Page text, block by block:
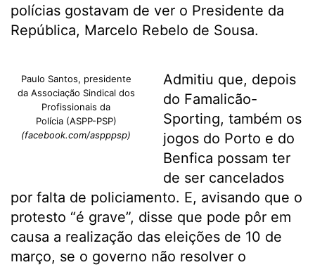
polícias gostavam de ver o Presidente da
República, Marcelo Rebelo de Sousa.
Paulo Santos, presidente
da Associação Sindical dos
Profissionais da
Polícia (ASPP-PSP)
(facebook.com/aspppsp)
Admitiu que, depois
do Famalicão-
Sporting, também os
jogos do Porto e do
Benfica possam ter
de ser cancelados
por falta de policiamento. E, avisando que o
protesto “é grave”, disse que pode pôr em
causa a realização das eleições de 10 de
março, se o governo não resolver o